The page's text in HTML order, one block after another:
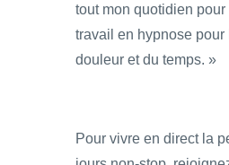
tout mon quotidien
travail en hypnose pour
douleur et du temps. »
Pour vivre en direct la